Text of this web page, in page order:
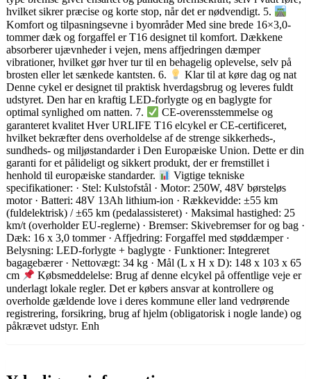
hvilket sikrer præcise og korte stop, når det er nødvendigt. 5.
Komfort og tilpasningsevne i byområder Med sine brede 16×3,0-
tommer dæk og forgaffel er T16 designet til komfort. Dækkene
absorberer ujævnheder i vejen, mens affjedringen dæmper
vibrationer, hvilket gør hver tur til en behagelig oplevelse, selv på
brosten eller let sænkede kantsten. 6.
Klar til at køre dag og nat
Denne cykel er designet til praktisk hverdagsbrug og leveres fuldt
udstyret. Den har en kraftig LED-forlygte og en baglygte for
optimal synlighed om natten. 7.
CE-overensstemmelse og
garanteret kvalitet Hver URLIFE T16 elcykel er CE-certificeret,
hvilket bekræfter dens overholdelse af de strenge sikkerheds-,
sundheds- og miljøstandarder i Den Europæiske Union. Dette er din
garanti for et pålideligt og sikkert produkt, der er fremstillet i
henhold til europæiske standarder.
Vigtige tekniske
specifikationer: · Stel: Kulstofstål · Motor: 250W, 48V børsteløs
motor · Batteri: 48V 13Ah lithium-ion · Rækkevidde: ±55 km
(fuldelektrisk) / ±65 km (pedalassisteret) · Maksimal hastighed: 25
km/t (overholder EU-reglerne) · Bremser: Skivebremser for og bag ·
Dæk: 16 x 3,0 tommer · Affjedring: Forgaffel med støddæmper ·
Belysning: LED-forlygte + baglygte · Funktioner: Integreret
bagagebærer · Nettovægt: 34 kg · Mål (L x H x D): 148 x 103 x 65
cm
Købsmeddelelse: Brug af denne elcykel på offentlige veje er
underlagt lokale regler. Det er købers ansvar at kontrollere og
overholde gældende love i deres kommune eller land vedrørende
registrering, forsikring, brug af hjelm (obligatorisk i nogle lande) og
påkrævet udstyr. Enh